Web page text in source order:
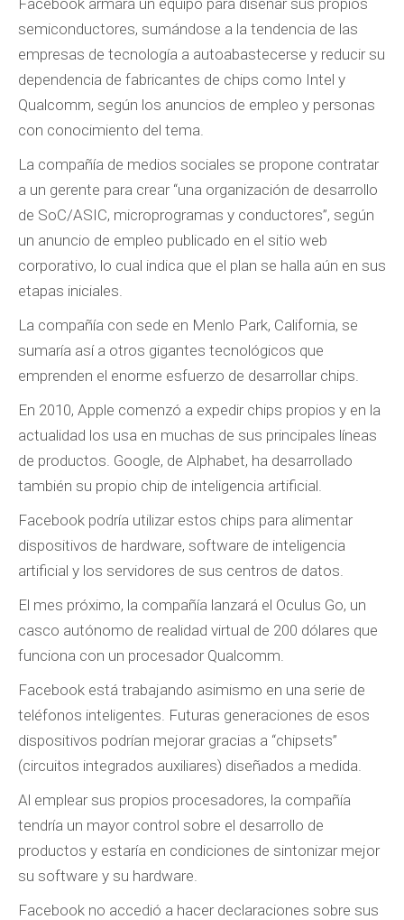
Facebook armará un equipo para diseñar sus propios
semiconductores, sumándose a la tendencia de las
empresas de tecnología a autoabastecerse y reducir su
dependencia de fabricantes de chips como Intel y
Qualcomm, según los anuncios de empleo y personas
con conocimiento del tema.
La compañía de medios sociales se propone contratar
a un gerente para crear “una organización de desarrollo
de SoC/ASIC, microprogramas y conductores”, según
un anuncio de empleo publicado en el sitio web
corporativo, lo cual indica que el plan se halla aún en sus
etapas iniciales.
La compañía con sede en Menlo Park, California, se
sumaría así a otros gigantes tecnológicos que
emprenden el enorme esfuerzo de desarrollar chips.
En 2010, Apple comenzó a expedir chips propios y en la
actualidad los usa en muchas de sus principales líneas
de productos. Google, de Alphabet, ha desarrollado
también su propio chip de inteligencia artificial.
Facebook podría utilizar estos chips para alimentar
dispositivos de hardware, software de inteligencia
artificial y los servidores de sus centros de datos.
El mes próximo, la compañía lanzará el Oculus Go, un
casco autónomo de realidad virtual de 200 dólares que
funciona con un procesador Qualcomm.
Facebook está trabajando asimismo en una serie de
teléfonos inteligentes. Futuras generaciones de esos
dispositivos podrían mejorar gracias a “chipsets”
(circuitos integrados auxiliares) diseñados a medida.
Al emplear sus propios procesadores, la compañía
tendría un mayor control sobre el desarrollo de
productos y estaría en condiciones de sintonizar mejor
su software y su hardware.
Facebook no accedió a hacer declaraciones sobre sus